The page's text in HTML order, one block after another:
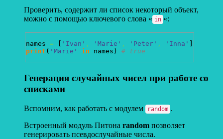
Проверить, содержит ли список некоторый объект,
можно с помощью ключевого слова « in «:
names = 'Ivan' , 'Marie' , 'Peter' , 'Inna'
print ( 'Marie' in names ) # true
Генерация случайных чисел при работе со
списками
Вспомним, как работать с модулем random .
Встроенный модуль Питона random позволяет
генерировать псевдослучайные числа.